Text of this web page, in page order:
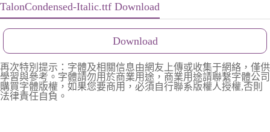
TalonCondensed-Italic.ttf Download
Download
再次特別提示：字體及相關信息由網友上傳或收集于網絡，僅供
學習與參考。字體請勿用於商業用途，商業用途請聯繫字體公司
購買字體版權，如果您要商用，必須自行聯系版權人授權,否則
法律責任自負。